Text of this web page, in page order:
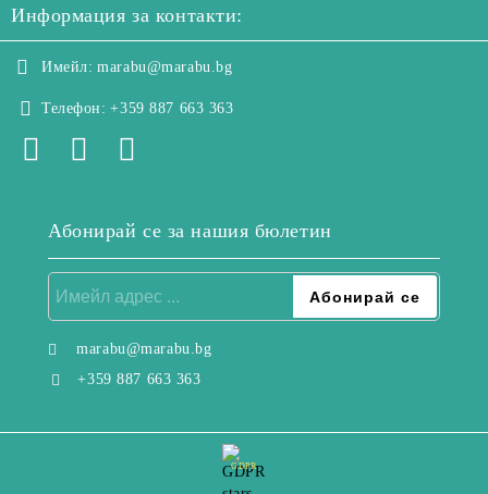
Информация за контакти:
Имейл: marabu@marabu.bg
Телефон: +359 887 663 363
Абонирай се за нашия бюлетин
marabu@marabu.bg
+359 887 663 363
GDPR